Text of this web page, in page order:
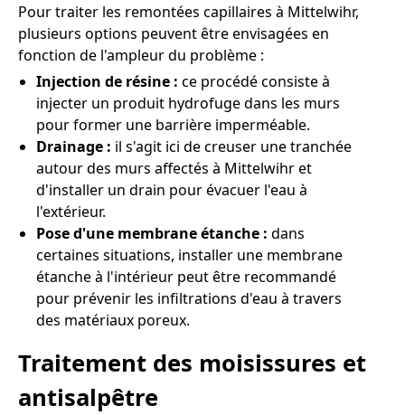
Pour traiter les remontées capillaires à Mittelwihr,
plusieurs options peuvent être envisagées en
fonction de l'ampleur du problème :
Injection de résine : ce procédé consiste à
injecter un produit hydrofuge dans les murs
pour former une barrière imperméable.
Drainage : il s'agit ici de creuser une tranchée
autour des murs affectés à Mittelwihr et
d'installer un drain pour évacuer l'eau à
l'extérieur.
Pose d'une membrane étanche : dans
certaines situations, installer une membrane
étanche à l'intérieur peut être recommandé
pour prévenir les infiltrations d'eau à travers
des matériaux poreux.
Traitement des moisissures et
antisalpêtre